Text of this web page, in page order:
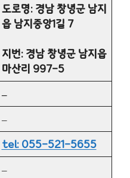
도로명: 경남 창녕군 남지
읍 남지중앙1길 7
지번: 경남 창녕군 남지읍
마산리 997-5
–
–
tel: 055-521-5655
–